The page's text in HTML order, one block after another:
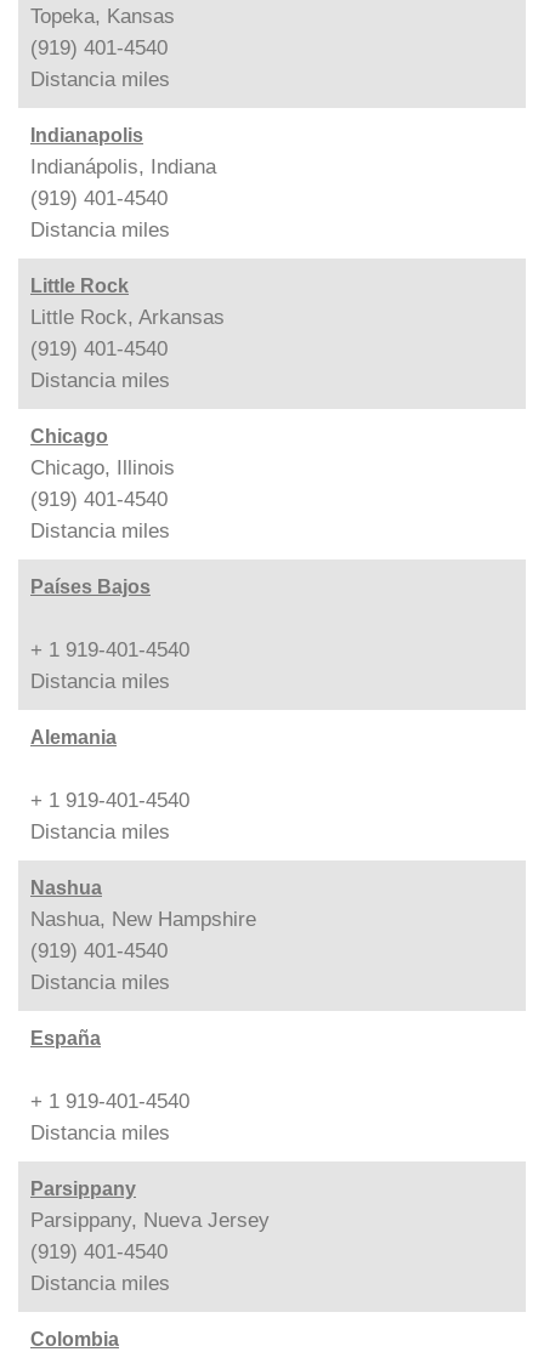
Topeka, Kansas
(919) 401-4540
Distancia miles
Indianapolis
Indianápolis, Indiana
(919) 401-4540
Distancia miles
Little Rock
Little Rock, Arkansas
(919) 401-4540
Distancia miles
Chicago
Chicago, Illinois
(919) 401-4540
Distancia miles
Países Bajos
+ 1 919-401-4540
Distancia miles
Alemania
+ 1 919-401-4540
Distancia miles
Nashua
Nashua, New Hampshire
(919) 401-4540
Distancia miles
España
+ 1 919-401-4540
Distancia miles
Parsippany
Parsippany, Nueva Jersey
(919) 401-4540
Distancia miles
Colombia